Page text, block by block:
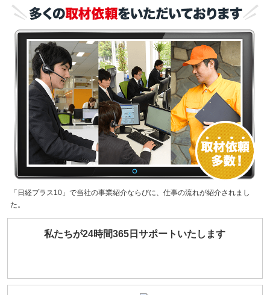
「日経プラス10」で当社の事業紹介ならびに、仕事の流れが紹介されまし
た。
私たちが24時間365日サポートいたします